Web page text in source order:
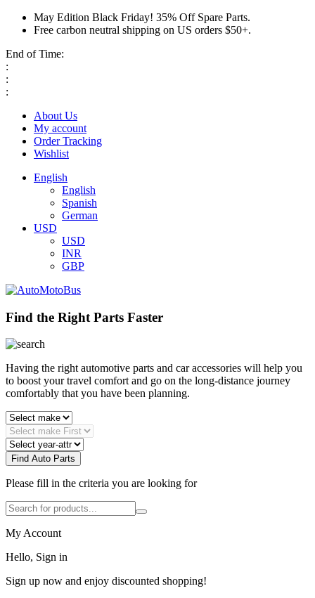
May Edition Black Friday! 35% Off Spare Parts.
Free carbon neutral shipping on US orders $50+.
End of Time:
:
:
:
About Us
My account
Order Tracking
Wishlist
English
English
Spanish
German
USD
USD
INR
GBP
Find the Right Parts Faster
Having the right automotive parts and car accessories will help you
to boost your travel comfort and go on the long-distance journey
comfortably that you have been planning.
Find Auto Parts
Please fill in the criteria you are looking for
My Account
Hello, Sign in
Sign up now and enjoy discounted shopping!